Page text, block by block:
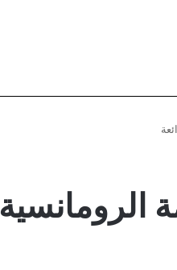
الرومانسية